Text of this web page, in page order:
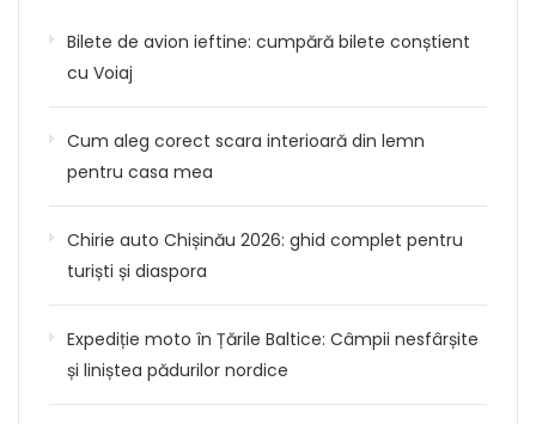
Bilete de avion ieftine: cumpără bilete conștient
cu Voiaj
Cum aleg corect scara interioară din lemn
pentru casa mea
Chirie auto Chișinău 2026: ghid complet pentru
turiști și diaspora
Expediție moto în Țările Baltice: Câmpii nesfârșite
și liniștea pădurilor nordice